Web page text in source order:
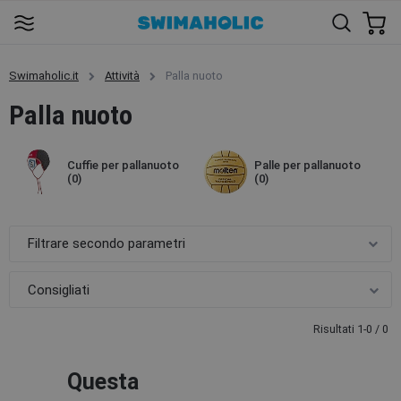
Swimaholic.it Attività Palla nuoto
Palla nuoto
Cuffie per pallanuoto
(0)
Palle per pallanuoto
(0)
Filtrare secondo parametri
Risultati 1-0 / 0
Questa